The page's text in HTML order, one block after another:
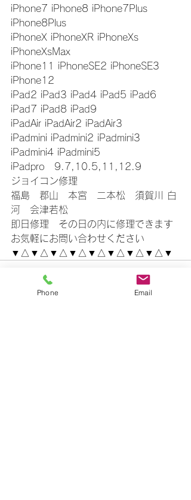
iPhone7 iPhone8 iPhone7Plus
iPhone8Plus
iPhoneX iPhoneXR iPhoneXs
iPhoneXsMax
iPhone11 iPhoneSE2 iPhoneSE3
iPhone12
iPad2 iPad3 iPad4 iPad5 iPad6
iPad7 iPad8 iPad9
iPadAir iPadAir2 iPadAir3
iPadmini iPadmini2 iPadmini3
iPadmini4 iPadmini5
iPadpro　9.7,10.5,11,12.9
ジョイコン修理
福島　郡山　本宮　二本松　須賀川 白
河　会津若松
即日修理　その日の内に修理できます
お気軽にお問い合わせください
▼△▼△▼△▼△▼△▼△▼△▼△▼
Phone Email